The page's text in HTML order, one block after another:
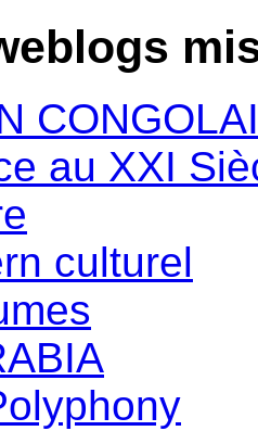
au XXI
culturel